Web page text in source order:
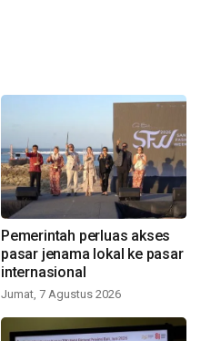
Pemerintah perluas akses
pasar jenama lokal ke pasar
internasional
Jumat, 7 Agustus 2026